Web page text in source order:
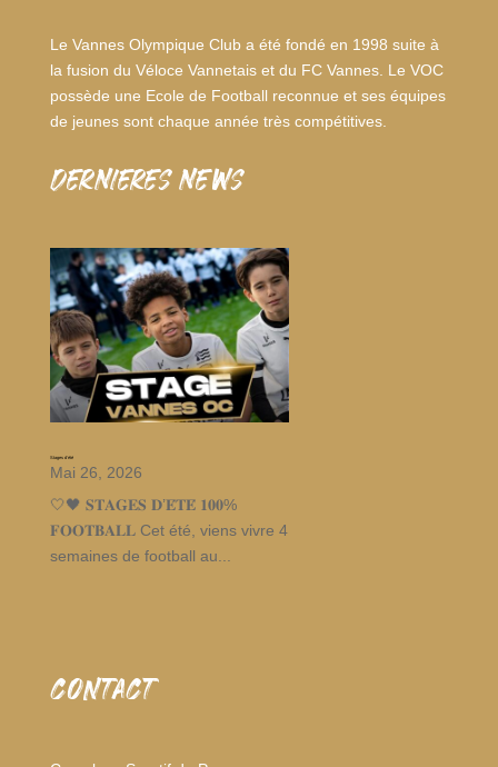
Le Vannes Olympique Club a été fondé en 1998 suite à
la fusion du Véloce Vannetais et du FC Vannes. Le VOC
possède une Ecole de Football reconnue et ses équipes
de jeunes sont chaque année très compétitives.
dernieres news
Stages d’été
Mai 26, 2026
🤍🖤 𝐒𝐓𝐀𝐆𝐄𝐒 𝐃’𝐄́𝐓𝐄́ 𝟏𝟎𝟎%
𝐅𝐎𝐎𝐓𝐁𝐀𝐋𝐋 Cet été, viens vivre 4
semaines de football au...
CONTACT